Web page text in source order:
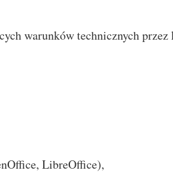
warunków technicznych przez
LibreOffice),